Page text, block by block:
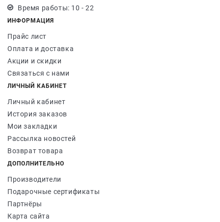
Время работы: 10 - 22
ИНФОРМАЦИЯ
Прайс лист
Оплата и доставка
Акции и скидки
Связаться с нами
ЛИЧНЫЙ КАБИНЕТ
Личный кабинет
История заказов
Мои закладки
Рассылка новостей
Возврат товара
ДОПОЛНИТЕЛЬНО
Производители
Подарочные сертификаты
Партнёры
Карта сайта